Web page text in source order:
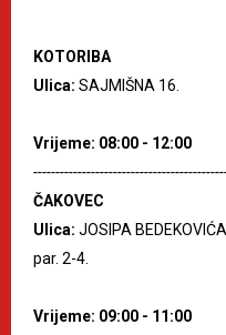
KOTORIBA
Ulica: SAJMIŠNA 16.
Vrijeme: 08:00 - 12:00
ČAKOVEC
Ulica: JOSIPA
par. 2-4.
Vrijeme: 09:00 - 11:00